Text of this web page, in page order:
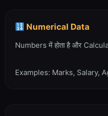
Numerical Data
Numbers में होता है और
Examples: Marks, Salary,